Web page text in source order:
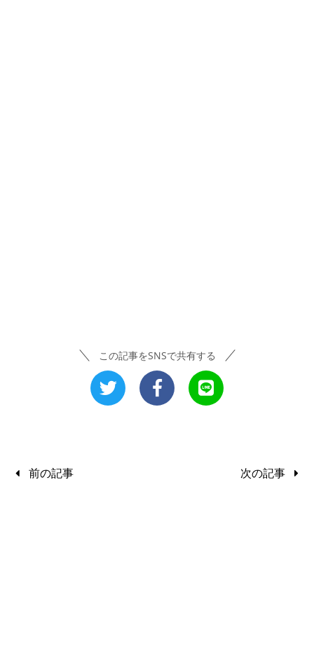
この記事をSNSで共有する
前の記事 次の記事